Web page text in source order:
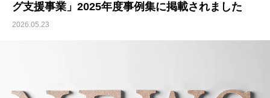
グ支援事業」2025年度事例集に掲載されました
2026.05.23